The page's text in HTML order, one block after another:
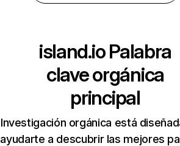
island.ioPalabra
clave orgánica
principal
Investigación orgánica está
ayudarte a descubrir las mejores